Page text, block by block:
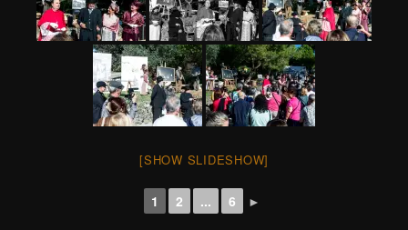
[SHOW SLIDESHOW]
1 2 ... 6 ►